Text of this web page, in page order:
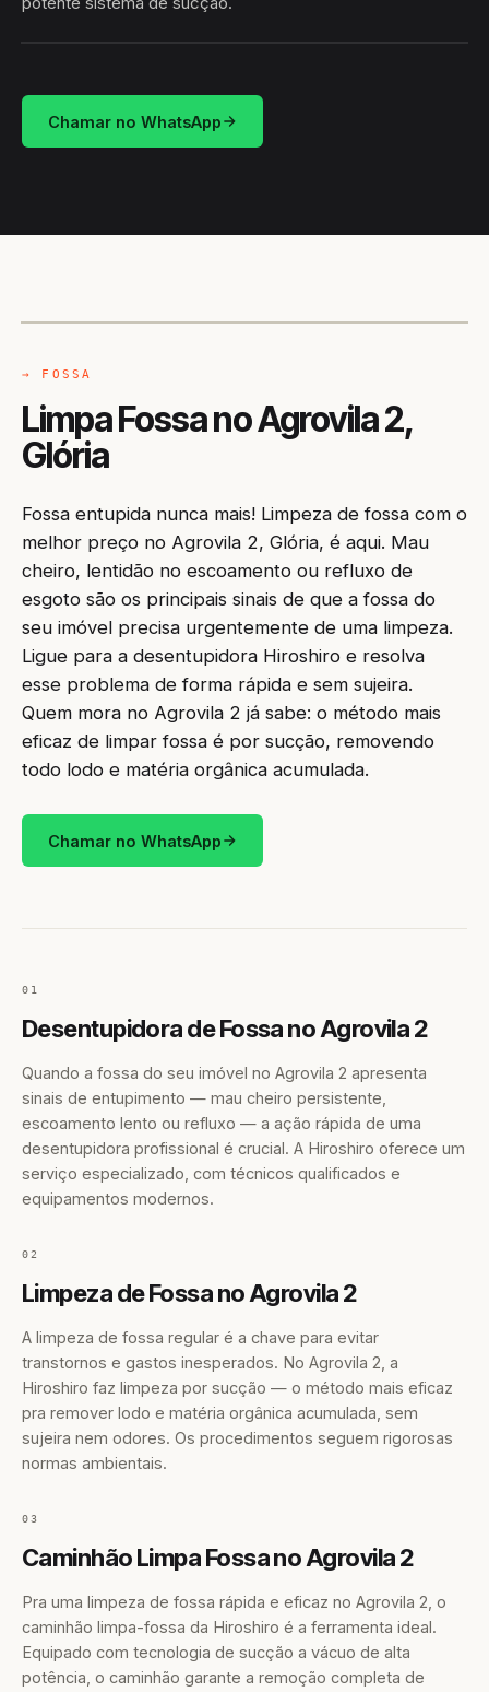
HIDROSUCÇÃO
Chamar no WhatsApp
→ FOSSA
Limpa Fossa no Agrovila 2,
Glória
Fossa entupida nunca mais! Limpeza de fossa com o
melhor preço no Agrovila 2, Glória, é aqui. Mau
cheiro, lentidão no escoamento ou refluxo de
esgoto são os principais sinais de que a fossa do
seu imóvel precisa urgentemente de uma limpeza.
Ligue para a desentupidora Hiroshiro e resolva
esse problema de forma rápida e sem sujeira.
Quem mora no Agrovila 2 já sabe: o método mais
eficaz de limpar fossa é por sucção, removendo
todo lodo e matéria orgânica acumulada.
Chamar no WhatsApp
01
Desentupidora de Fossa no Agrovila 2
Quando a fossa do seu imóvel no Agrovila 2 apresenta
sinais de entupimento — mau cheiro persistente,
escoamento lento ou refluxo — a ação rápida de uma
desentupidora profissional é crucial. A Hiroshiro oferece um
serviço especializado, com técnicos qualificados e
equipamentos modernos.
02
Limpeza de Fossa no Agrovila 2
A limpeza de fossa regular é a chave para evitar
transtornos e gastos inesperados. No Agrovila 2, a
Hiroshiro faz limpeza por sucção — o método mais eficaz
pra remover lodo e matéria orgânica acumulada, sem
sujeira nem odores. Os procedimentos seguem rigorosas
normas ambientais.
03
Caminhão Limpa Fossa no Agrovila 2
Pra uma limpeza de fossa rápida e eficaz no Agrovila 2, o
caminhão limpa-fossa da Hiroshiro é a ferramenta ideal.
Equipado com tecnologia de sucção a vácuo de alta
potência, o caminhão garante a remoção completa de